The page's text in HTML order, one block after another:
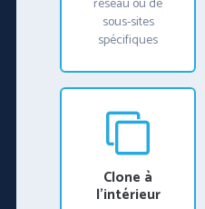
réseau ou de
sous-sites
spécifiques
Clone à
l'intérieur